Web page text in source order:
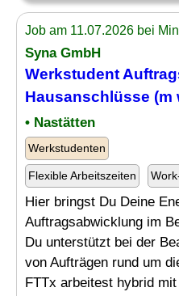
Job am 11.07.2026 bei
Syna GmbH
Werkstudent
Hausanschlüsse (m
• Nastätten
Werkstudenten
Flexible Arbeitszeiten
Hier bringst Du Deine
Auftragsabwicklung im
Du unterstützt bei der
von Aufträgen rund um
FTTx arbeitest hybrid